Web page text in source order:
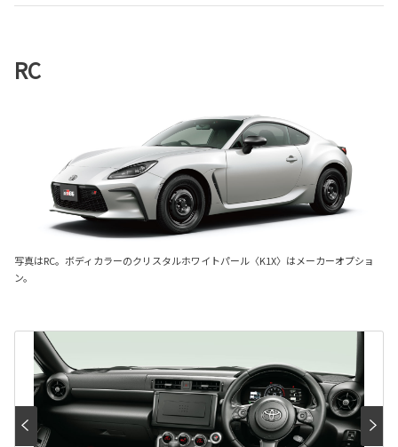
RC
写真はRC。ボディカラーのクリスタルホワイトパール〈K1X〉はメーカーオプショ
ン。